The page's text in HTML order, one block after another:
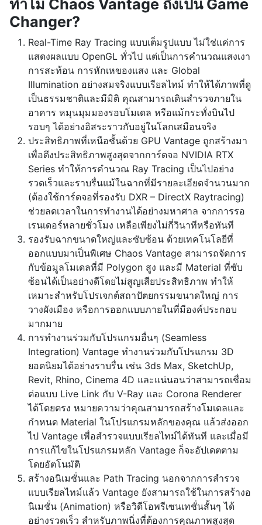
ทำไม Chaos Vantage ถึงเป็น Game
Changer?
Real-Time Ray Tracing แบบเต็มรูปแบบ ไม่ใช่แค่การ
แสดงผลแบบ OpenGL ทั่วไป แต่เป็นการคำนวณแสงเงา
การสะท้อน การหักเหของแสง และ Global
Illumination อย่างสมจริงแบบเรียลไทม์ ทำให้ได้ภาพที่ดู
เป็นธรรมชาติและมีมิติ คุณสามารถเดินสำรวจภายใน
อาคาร หมุนมุมมองรอบโมเดล หรือแม้กระทั่งบินไป
รอบๆ ได้อย่างอิสระราวกับอยู่ในโลกเสมือนจริง
ประสิทธิภาพที่เหนือชั้นด้วย GPU Vantage ถูกสร้างมา
เพื่อดึงประสิทธิภาพสูงสุดจากการ์ดจอ NVIDIA RTX
Series ทำให้การคำนวณ Ray Tracing เป็นไปอย่าง
รวดเร็วและราบรื่นแม้ในฉากที่มีรายละเอียดจำนวนมาก
(ต้องใช้การ์ดจอที่รองรับ DXR – DirectX Raytracing)
ช่วยลดเวลาในการทำงานได้อย่างมหาศาล จากการรอ
เรนเดอร์หลายชั่วโมง เหลือเพียงไม่กี่วินาทีหรือทันที
รองรับฉากขนาดใหญ่และซับซ้อน ด้วยเทคโนโลยีที่
ออกแบบมาเป็นพิเศษ Chaos Vantage สามารถจัดการ
กับข้อมูลโมเดลที่มี Polygon สูง และมี Material ที่ซับ
ซ้อนได้เป็นอย่างดีโดยไม่สูญเสียประสิทธิภาพ ทำให้
เหมาะสำหรับโปรเจกต์สถาปัตยกรรมขนาดใหญ่ การ
วางผังเมือง หรือการออกแบบภายในที่มีองค์ประกอบ
มากมาย
การทำงานร่วมกับโปรแกรมอื่นๆ (Seamless
Integration) Vantage ทำงานร่วมกับโปรแกรม 3D
ยอดนิยมได้อย่างราบรื่น เช่น 3ds Max, SketchUp,
Revit, Rhino, Cinema 4D และแน่นอนว่าสามารถเชื่อม
ต่อแบบ Live Link กับ V-Ray และ Corona Renderer
ได้โดยตรง หมายความว่าคุณสามารถสร้างโมเดลและ
กำหนด Material ในโปรแกรมหลักของคุณ แล้วส่งออก
ไป Vantage เพื่อสำรวจแบบเรียลไทม์ได้ทันที และเมื่อมี
การแก้ไขในโปรแกรมหลัก Vantage ก็จะอัปเดตตาม
โดยอัตโนมัติ
สร้างอนิเมชั่นและ Path Tracing นอกจากการสำรวจ
แบบเรียลไทม์แล้ว Vantage ยังสามารถใช้ในการสร้างอ
นิเมชั่น (Animation) หรือวิดีโอพรีเซนเทชั่นสั้นๆ ได้
อย่างรวดเร็ว สำหรับภาพนิ่งที่ต้องการคุณภาพสูงสุด